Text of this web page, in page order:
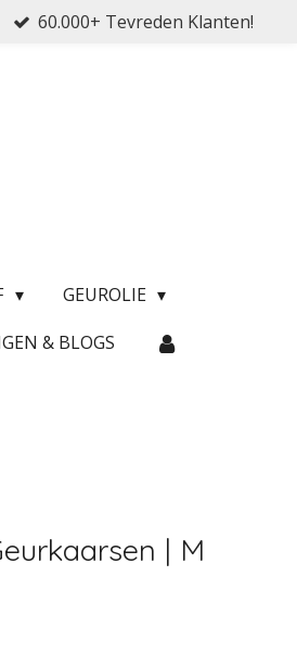
60.000+ Tevreden Klanten!
GEUROLIE
& BLOGS
| M